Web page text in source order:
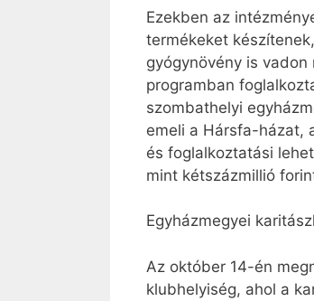
Ezekben az
termékeket
gyógynövény is
programban
szombathelyi
emeli a Hársfa-házat,
és foglalkoztatási
mint kétszázmillió
Egyházmegyei
Az október 14-én
klubhelyiség, ahol a